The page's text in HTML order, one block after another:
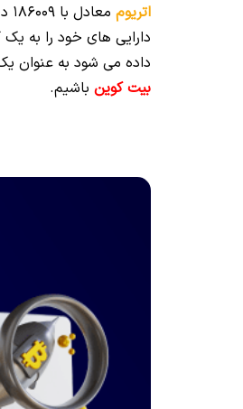
اتریوم
دارایی های خود را به
داده می شود به عنوان
بیت کوین باشیم.